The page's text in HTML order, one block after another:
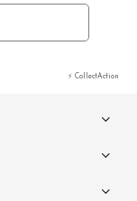
⚡ CollectAction